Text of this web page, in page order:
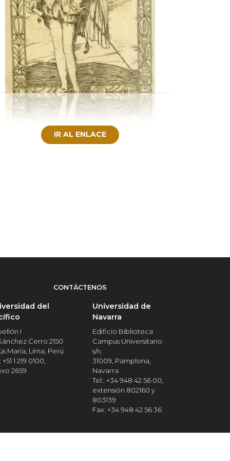
IR AL ENLACE
CONTÁCTENOS
del
I
Cerro 2150
María, Lima, Perú
+51 1 219 0100,
2659
Universidad de
Navarra
Edificio Biblioteca
Campus Universitario
s/n,
31009, Pamplona,
Navarra
Tel.: +34 948 42 56 00,
extensión 802160 y
803139
Fax: +34 948 42 56 36